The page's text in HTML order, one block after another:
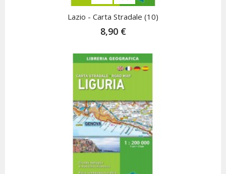
Lazio - Carta Stradale (10)
8,90 €